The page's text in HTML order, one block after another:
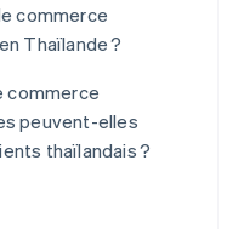
commerce
Thaïlande ?
commerce
peuvent-elles
thaïlandais ?